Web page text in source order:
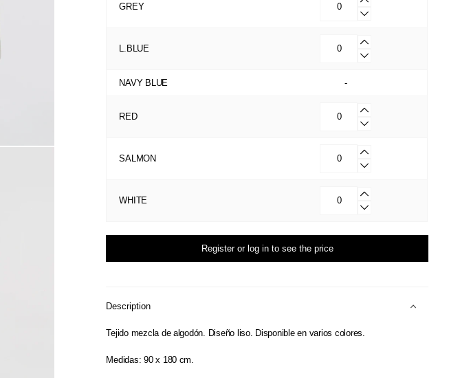
GREY
L.BLUE
NAVY BLUE -
RED
SALMON
WHITE
Register or log in to see the price
Description
Tejido mezcla de algodón. Diseño liso. Disponible en varios colores.
Medidas: 90 x 180 cm.